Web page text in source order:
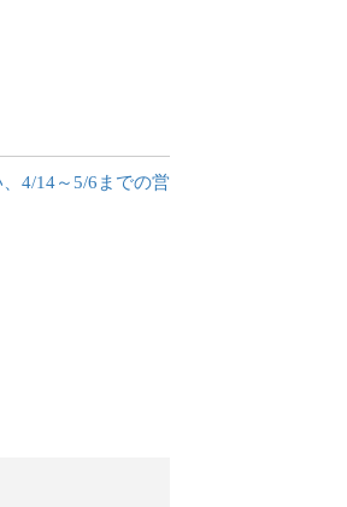
4/14～5/6までの営